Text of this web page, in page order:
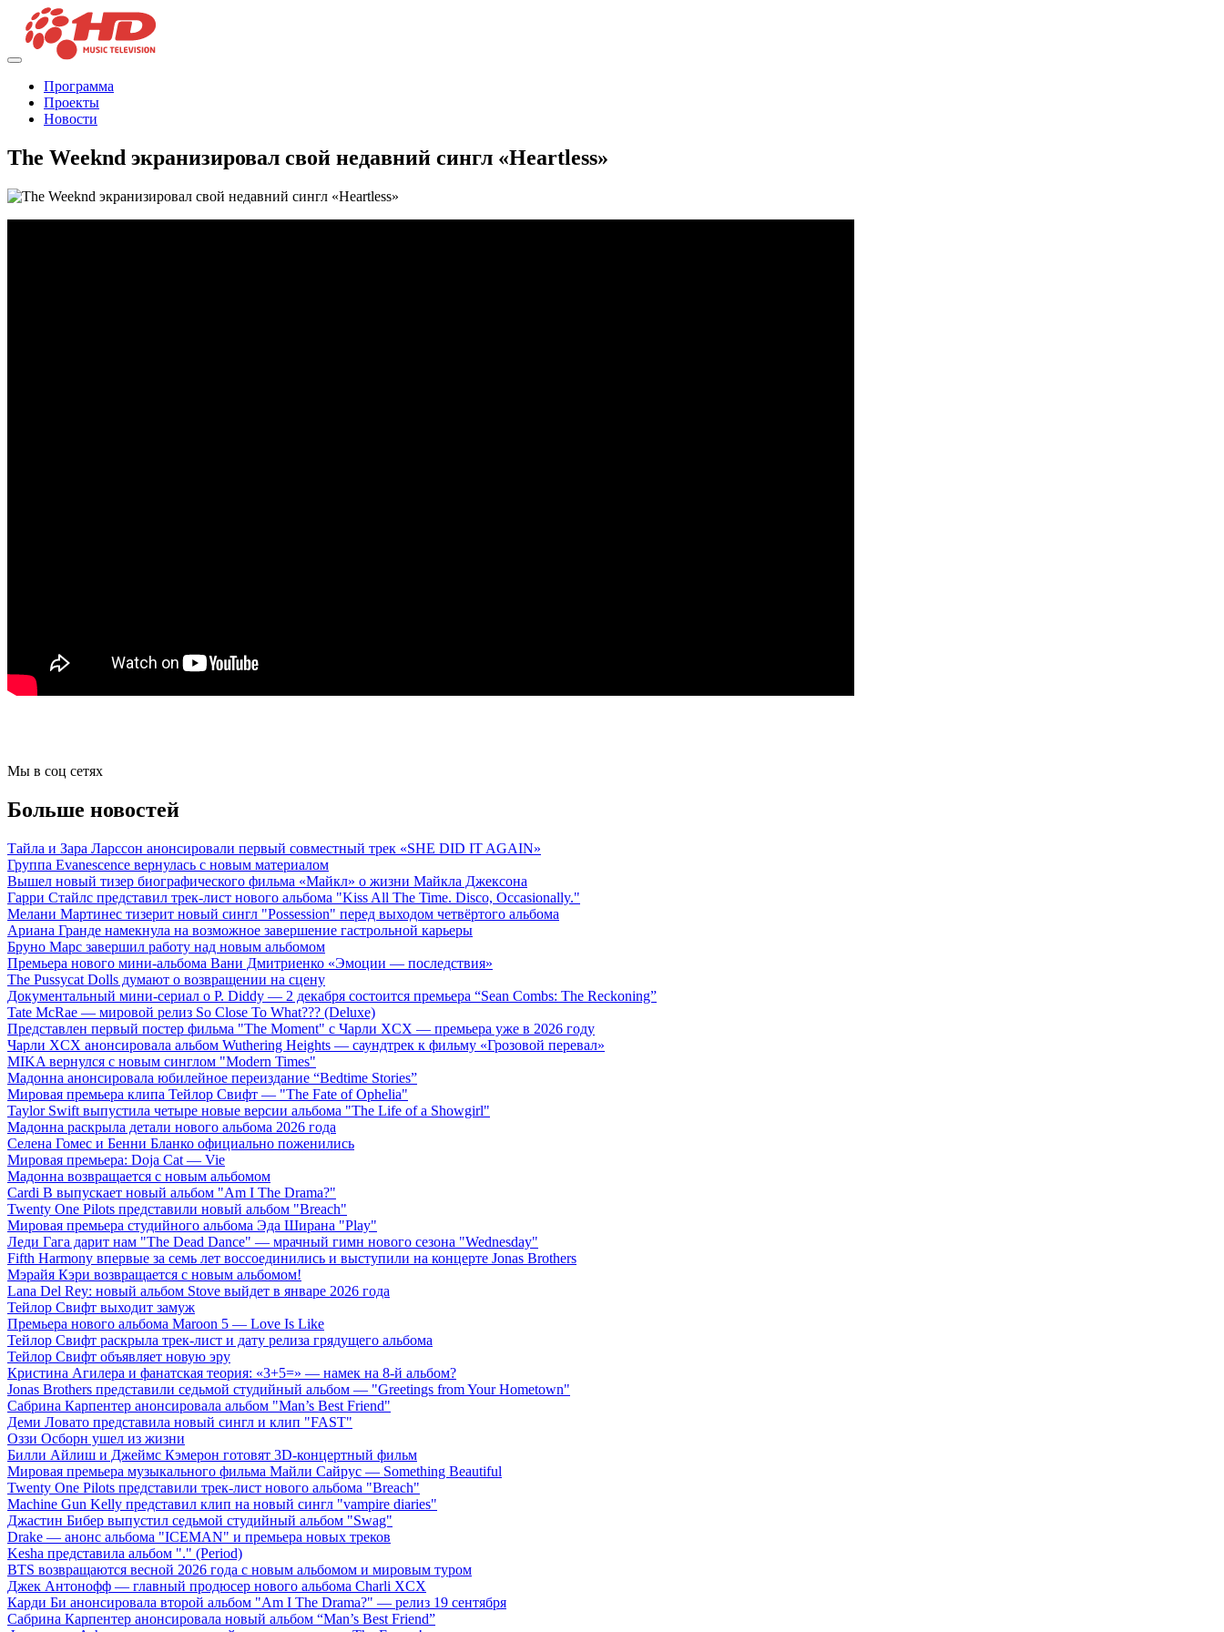
Программа
Проекты
Новости
The Weeknd экранизировал свой недавний сингл «Heartless»
Мы в соц сетях
Больше новостей
Тайла и Зара Ларссон анонсировали первый совместный трек «SHE DID IT AGAIN»
Группа Evanescence вернулась с новым материалом
Вышел новый тизер биографического фильма «Майкл» о жизни Майкла Джексона
Гарри Стайлс представил трек-лист нового альбома "Kiss All The Time. Disco, Occasionally."
Мелани Мартинес тизерит новый сингл "Possession" перед выходом четвёртого альбома
Ариана Гранде намекнула на возможное завершение гастрольной карьеры
Бруно Марс завершил работу над новым альбомом
Премьера нового мини-альбома Вани Дмитриенко «Эмоции — последствия»
The Pussycat Dolls думают о возвращении на сцену
Документальный мини-сериал о P. Diddy — 2 декабря состоится премьера “Sean Combs: The Reckoning”
Tate McRae — мировой релиз So Close To What??? (Deluxe)
Представлен первый постер фильма "The Moment" с Чарли XCX — премьера уже в 2026 году
Чарли XCX анонсировала альбом Wuthering Heights — саундтрек к фильму «Грозовой перевал»
MIKA вернулся с новым синглом "Modern Times"
Мадонна анонсировала юбилейное переиздание “Bedtime Stories”
Мировая премьера клипа Тейлор Свифт — "The Fate of Ophelia"
Taylor Swift выпустила четыре новые версии альбома "The Life of a Showgirl"
Мадонна раскрыла детали нового альбома 2026 года
Селена Гомес и Бенни Бланко официально поженились
Мировая премьера: Doja Cat — Vie
Мадонна возвращается с новым альбомом
Cardi B выпускает новый альбом "Am I The Drama?"
Twenty One Pilots представили новый альбом "Breach"
Мировая премьера студийного альбома Эда Ширана "Play"
Леди Гага дарит нам "The Dead Dance" — мрачный гимн нового сезона "Wednesday"
Fifth Harmony впервые за семь лет воссоединились и выступили на концерте Jonas Brothers
Мэрайя Кэри возвращается с новым альбомом!
Lana Del Rey: новый альбом Stove выйдет в январе 2026 года
Тейлор Свифт выходит замуж
Премьера нового альбома Maroon 5 — Love Is Like
Тейлор Свифт раскрыла трек-лист и дату релиза грядущего альбома
Тейлор Свифт объявляет новую эру
Кристина Агилера и фанатская теория: «3+5=» — намек на 8-й альбом?
Jonas Brothers представили седьмой студийный альбом — "Greetings from Your Hometown"
Сабрина Карпентер анонсировала альбом "Man’s Best Friend"
Деми Ловато представила новый сингл и клип "FAST"
Оззи Осборн ушел из жизни
Билли Айлиш и Джеймс Кэмерон готовят 3D-концертный фильм
Мировая премьера музыкального фильма Майли Сайрус — Something Beautiful
Twenty One Pilots представили трек-лист нового альбома "Breach"
Machine Gun Kelly представил клип на новый сингл "vampire diaries"
Джастин Бибер выпустил седьмой студийный альбом "Swag"
Drake — анонс альбома "ICEMAN" и премьера новых треков
Kesha представила альбом "." (Period)
BTS возвращаются весной 2026 года с новым альбомом и мировым туром
Джек Антонофф — главный продюсер нового альбома Charli XCX
Карди Би анонсировала второй альбом "Am I The Drama?" — релиз 19 сентября
Сабрина Карпентер анонсировала новый альбом “Man’s Best Friend”